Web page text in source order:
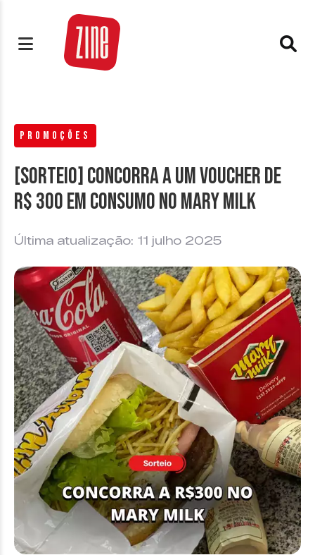
PROMOÇÕES
[SORTEIO] Concorra a um voucher de
R$ 300 em consumo no Mary Milk
Última atualização: 11 julho 2025